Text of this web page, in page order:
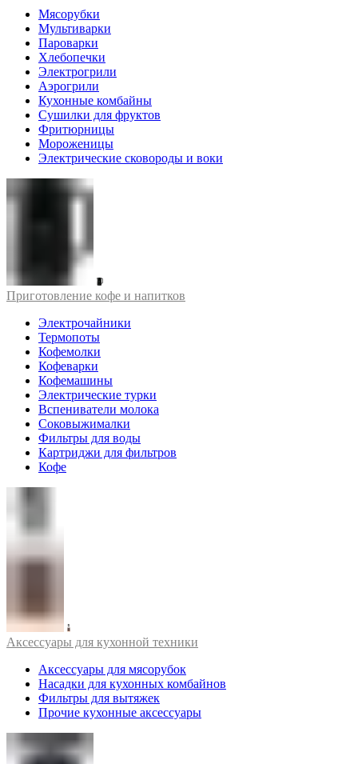
Мясорубки
Мультиварки
Пароварки
Хлебопечки
Электрогрили
Аэрогрили
Кухонные комбайны
Сушилки для фруктов
Фритюрницы
Мороженицы
Электрические сковороды и воки
Приготовление кофе и напитков
Электрочайники
Термопоты
Кофемолки
Кофеварки
Кофемашины
Электрические турки
Вспениватели молока
Соковыжималки
Фильтры для воды
Картриджи для фильтров
Кофе
Аксессуары для кухонной техники
Аксессуары для мясорубок
Насадки для кухонных комбайнов
Фильтры для вытяжек
Прочие кухонные аксессуары